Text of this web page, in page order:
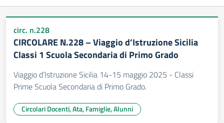
circ. n.228
CIRCOLARE N.228 – Viaggio d’Istruzione Sicilia
Classi 1 Scuola Secondaria di Primo Grado
Viaggio d’Istruzione Sicilia 14-15 maggio 2025 - Classi
Prime Scuola Secondaria di Primo Grado.
Circolari Docenti, Ata, Famiglie, Alunni